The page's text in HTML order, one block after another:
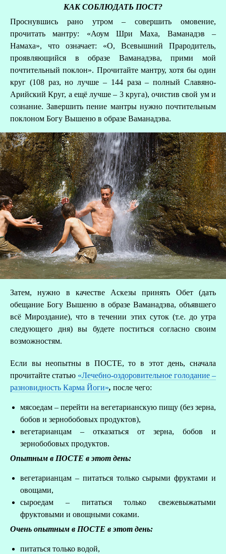
КАК СОБЛЮДАТЬ ПОСТ?
Проснувшись рано утром – совершить омовение,
прочитать мантру: «Аоум Шри Маха, Ваманадэв –
Намаха», что означает: «О, Всевышний Прародитель,
проявляющийся в образе Ваманадэва, прими мой
почтительный поклон». Прочитайте мантру, хотя бы один
круг (108 раз, но лучше – 144 раза – полный Славяно-
Арийский Круг, а ещё лучше – 3 круга), очистив свой ум и
сознание. Завершить пение мантры нужно почтительным
поклоном Богу Вышеню в образе Ваманадэва.
Затем, нужно в качестве Аскезы принять Обет (дать
обещание Богу Вышеню в образе Ваманадэва, объявшего
всё Мироздание), что в течении этих суток (т.е. до утра
следующего дня) вы будете поститься согласно своим
возможностям.
Если вы неопытны в ПОСТЕ, то в этот день, сначала
прочитайте статью «Лечебно-оздоровительное голодание –
разновидность Карма Йоги», после чего:
мясоедам – перейти на вегетарианскую пищу (без зерна,
бобов и зернобобовых продуктов),
вегетарианцам – отказаться от зерна, бобов и
зернобобовых продуктов.
Опытным в ПОСТЕ в этот день:
вегетарианцам – питаться только сырыми фруктами и
овощами,
сыроедам – питаться только свежевыжатыми
фруктовыми и овощными соками.
Очень опытным в ПОСТЕ в этот день:
питаться только водой,